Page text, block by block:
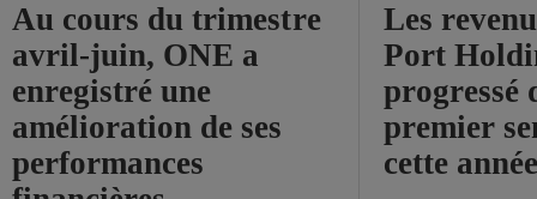
Au cours du trimestre
avril-juin, ONE a
enregistré une
amélioration de ses
performances
Les
Port
progressé
premier
cette